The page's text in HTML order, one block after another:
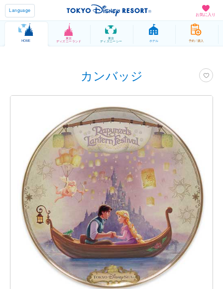
お気に入り
Language
HOME
東京
ディズニーランド
東京
ディズニーシー ホテル 予約 / 購入
カンバッジ